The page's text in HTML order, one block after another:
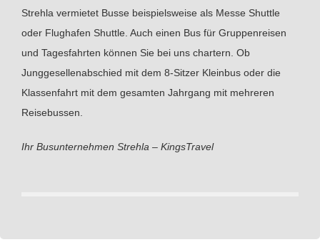
Strehla vermietet Busse beispielsweise als Messe Shuttle
oder Flughafen Shuttle. Auch einen Bus für Gruppenreisen
und Tagesfahrten können Sie bei uns chartern. Ob
Junggesellenabschied mit dem 8-Sitzer Kleinbus oder die
Klassenfahrt mit dem gesamten Jahrgang mit mehreren
Reisebussen.
Ihr Busunternehmen Strehla – KingsTravel